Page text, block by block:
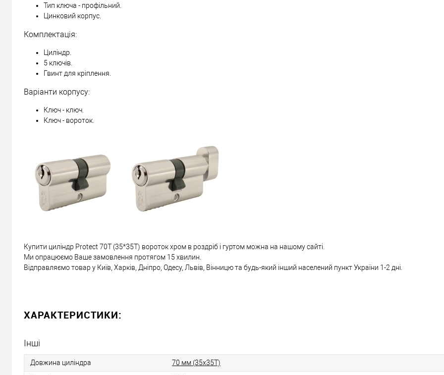
Тип ключа - профільний.
Цинковий корпус.
Комплектація:
Циліндр.
5 ключів.
Гвинт для кріплення.
Варіанти корпусу:
Ключ - ключ.
Ключ - вороток.
Купити циліндр Protect 70T (35*35T) вороток хром в роздріб і гуртом можна на нашому сайті.
Ми опрацюємо Ваше замовлення протягом 15 хвилин.
Відправляємо товар у Київ, Харків, Дніпро, Одесу, Львів, Вінницю та будь-який інший населений пункт України 1-2 дні.
ХАРАКТЕРИСТИКИ:
Інші
Довжина циліндра 70 мм (35x35T)